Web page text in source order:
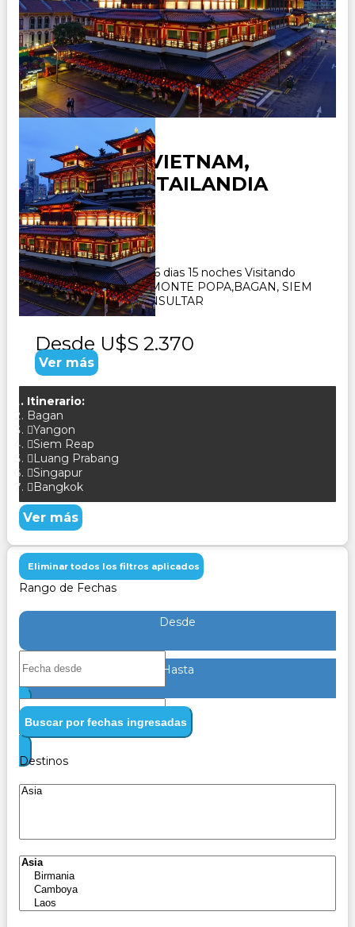
SINGAPUR, VIETNAM,
CAMBOYA Y TAILANDIA
Duración:
16Días15Noches
Paquete Turistico de 16 dias 15 noches Visitando
SINGAPUR,YANGON,MONTE POPA,BAGAN, SIEM
REAM,BANGKOK CONSULTAR
Desde U$S 2.370
Ver más
Itinerario:
Bagan
Yangon
Siem Reap
Luang Prabang
Singapur
Bangkok
Ver más
Eliminar todos los filtros aplicados
Rango de Fechas
Desde
Hasta
Buscar por fechas ingresadas
Destinos